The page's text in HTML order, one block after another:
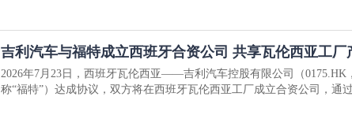
吉利汽车与福特成立西班牙合资公司 共享瓦伦西亚工
2026年7月23日，西班牙瓦伦西亚——吉利汽车控股有限公司（0175.HK
称“福特”）达成协议，双方将在西班牙瓦伦西亚工厂成立合资公司，通